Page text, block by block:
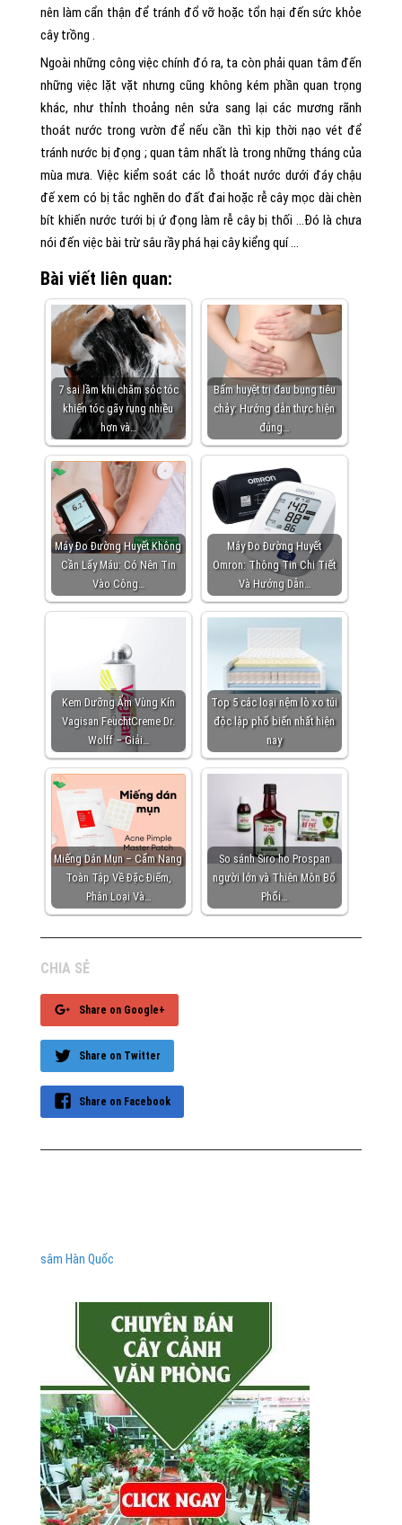
nên làm cẩn thận để tránh đổ vỡ hoặc tổn hại đến sức khỏe
cây trồng .
Ngoài những công việc chính đó ra, ta còn phải quan tâm đến
những việc lặt vặt nhưng cũng không kém phần quan trọng
khác, như thỉnh thoảng nên sửa sang lại các mương rãnh
thoát nước trong vườn để nếu cần thì kịp thời nạo vét để
tránh nước bị đọng ; quan tâm nhất là trong những tháng của
mùa mưa. Việc kiểm soát các lỗ thoát nước dưới đáy chậu
đế xem có bị tắc nghẽn do đất đai hoặc rễ cây mọc dài chèn
bít khiến nước tưới bị ứ đọng làm rễ cây bị thối …Đó là chưa
nói đến việc bài trừ sâu rầy phá hại cây kiểng quí …
Bài viết liên quan:
7 sai lầm khi chăm sóc tóc
khiến tóc gãy rụng nhiều
hơn và…
Bấm huyệt trị đau bụng tiêu
chảy: Hướng dẫn thực hiện
đúng…
Máy Đo Đường Huyết Không
Cần Lấy Máu: Có Nên Tin
Vào Công…
Máy Đo Đường Huyết
Omron: Thông Tin Chi Tiết
Và Hướng Dẫn…
Kem Dưỡng Ẩm Vùng Kín
Vagisan FeuchtCreme Dr.
Wolff – Giải…
Top 5 các loại nệm lò xo túi
độc lập phổ biến nhất hiện
nay
Miếng Dán Mụn – Cẩm Nang
Toàn Tập Về Đặc Điểm,
Phân Loại Và…
So sánh Siro ho Prospan
người lớn và Thiên Môn Bổ
Phổi…
CHIA SẺ
Share on Google+
Share on Twitter
Share on Facebook
sâm Hàn Quốc